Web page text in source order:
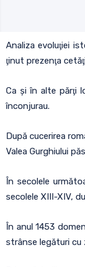
Analiza evoluţiei
ţinut prezenţa
Ca şi în alte părţi
înconjurau.
După cucerirea
Valea Gurghiului
În secolele
secolele XIII-XIV,
În anul 1453
strânse legături cu